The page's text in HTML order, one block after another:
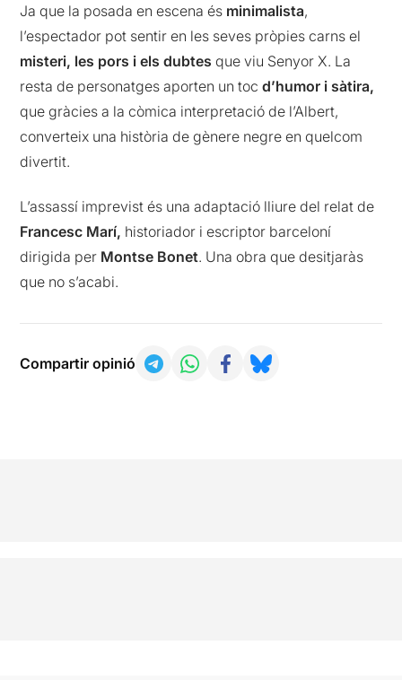
Ja que la posada en escena és minimalista,
l’espectador pot sentir en les seves pròpies carns el
misteri, les pors i els dubtes que viu Senyor X. La
resta de personatges aporten un tocd’humor i sàtira,
que gràcies a la còmica interpretació de l’Albert,
converteix una història de gènere negre en quelcom
divertit.
L’assassí imprevist és una adaptació lliure del relat de
Francesc Marí, historiador i escriptor barceloní
dirigida per Montse Bonet. Una obra que desitjaràs
que no s’acabi.
Compartir opinió